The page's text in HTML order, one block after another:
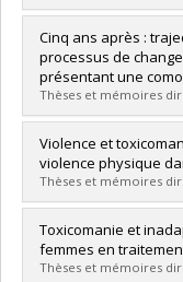
Graduate :Barrault,
Cycle :Doctoral
Grade :Ph. D.
Lien vers le
Cinq ans après :
processus de
présentant une
Thèses et mémoires
Graduate :Acier,
Cycle :Doctoral
Grade :Ph. D.
Lien vers le
Violence et
violence physique
Thèses et mémoires
Graduate :Saint-
Cycle :Doctoral
Grade :Ph. D.
Toxicomanie et
femmes en
Thèses et mémoires